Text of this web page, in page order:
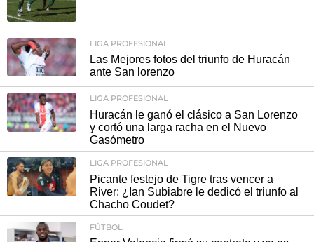
LIGA PROFESIONAL
Las Mejores fotos del triunfo de Huracán
ante San lorenzo
LIGA PROFESIONAL
Huracán le ganó el clásico a San Lorenzo
y cortó una larga racha en el Nuevo
Gasómetro
LIGA PROFESIONAL
Picante festejo de Tigre tras vencer a
River: ¿Ian Subiabre le dedicó el triunfo al
Chacho Coudet?
FÚTBOL